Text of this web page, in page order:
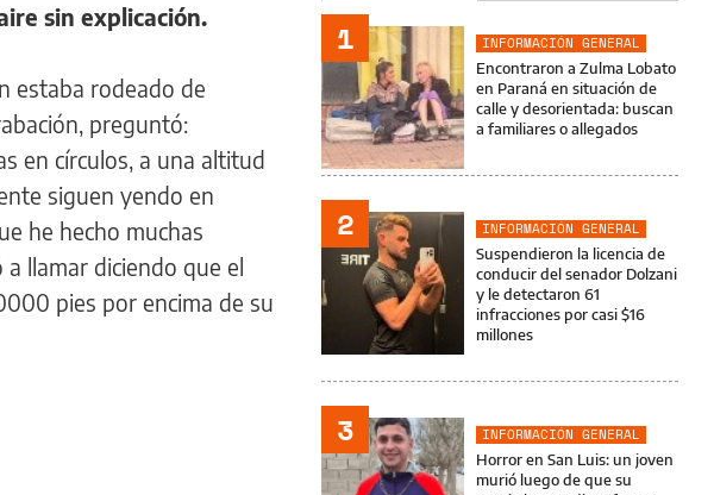
sin explicación.
estaba rodeado de
preguntó:
en círculos, a una altitud
siguen yendo en
he hecho muchas
llamar diciendo que el
pies por encima de su
1
INFORMACIÓN GENERAL
Encontraron a Zulma Lobato
en Paraná en situación de
calle y desorientada: buscan
a familiares o allegados
2
INFORMACIÓN GENERAL
Suspendieron la licencia de
conducir del senador Dolzani
y le detectaron 61
infracciones por casi $16
millones
3
INFORMACIÓN GENERAL
Horror en San Luis: un joven
murió luego de que su